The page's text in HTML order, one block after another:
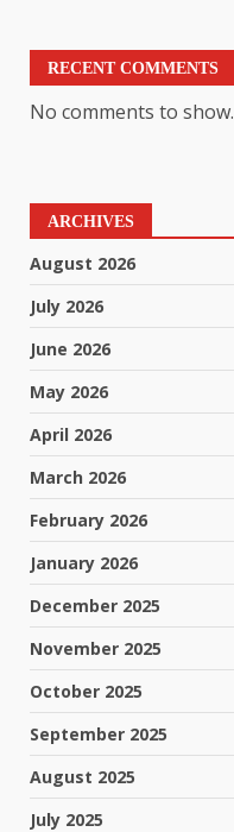
RECENT COMMENTS
No comments to show.
ARCHIVES
August 2026
July 2026
June 2026
May 2026
April 2026
March 2026
February 2026
January 2026
December 2025
November 2025
October 2025
September 2025
August 2025
July 2025